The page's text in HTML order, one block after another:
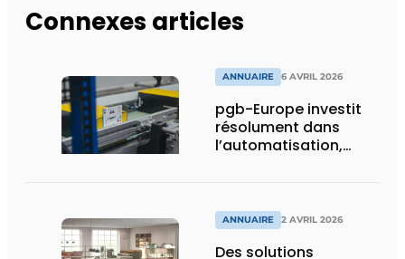
Connexes articles
ANNUAIRE 6 AVRIL 2026
pgb-Europe investit
résolument dans
l’automatisation,
ANNUAIRE 2 AVRIL 2026
Des solutions